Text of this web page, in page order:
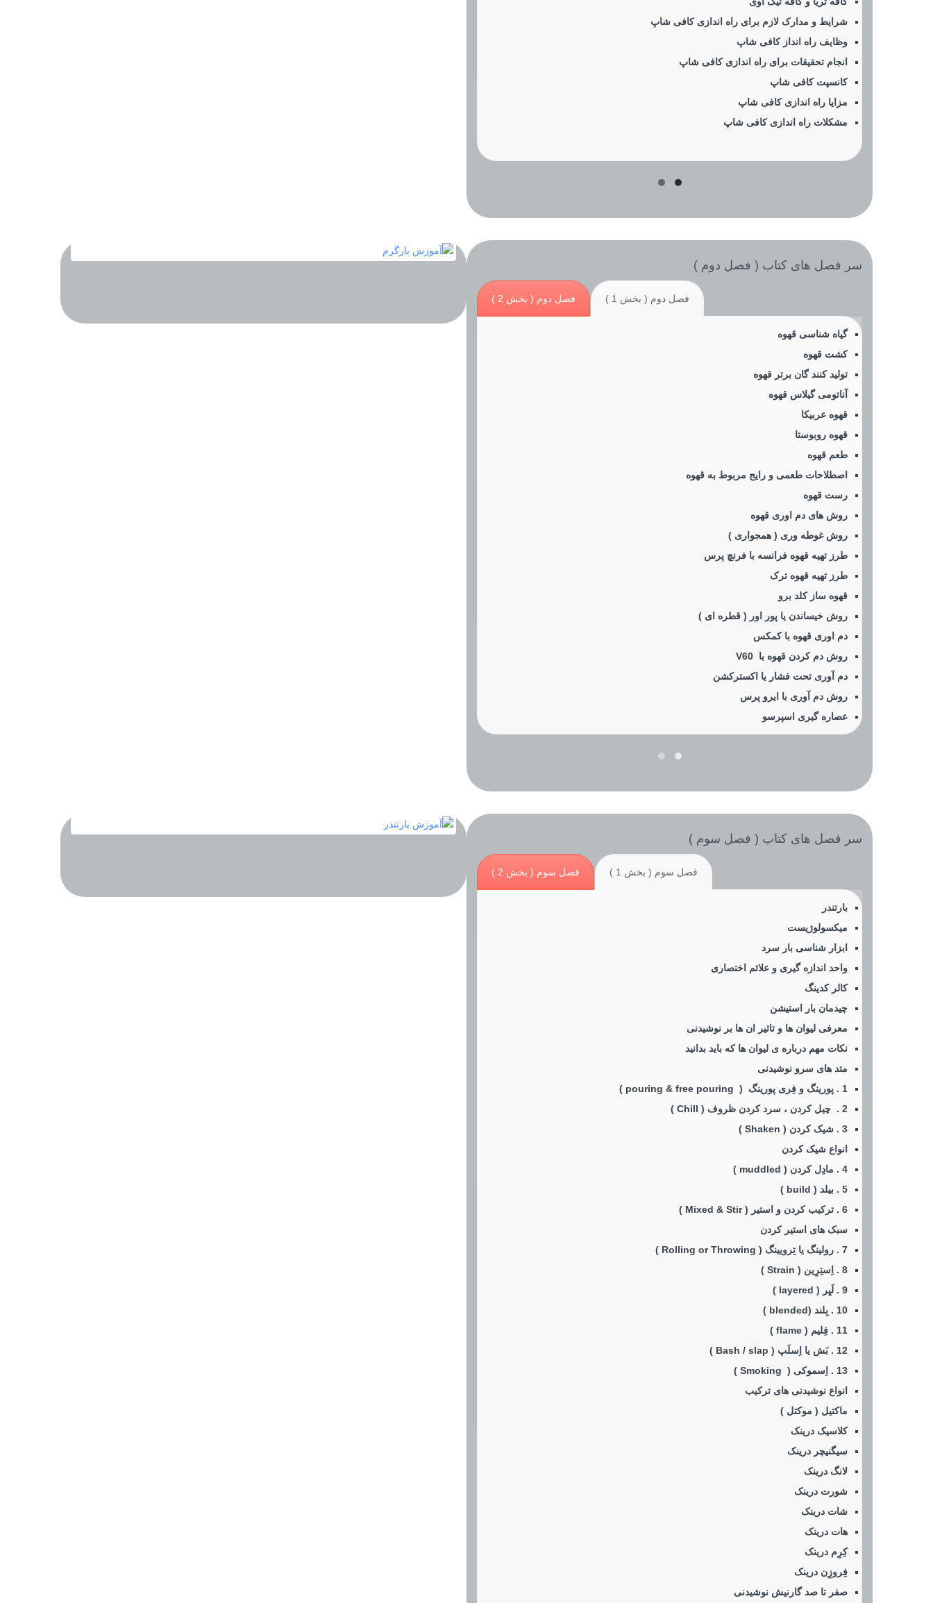
شرایط و مدارک لازم برای راه اندازی کافی شاپ
وظایف راه انداز کافی شاپ
انجام تحقیقات برای راه اندازی کافی شاپ
کانسپت کافی شاپ
مزایا راه اندازی کافی شاپ
مشکلات راه اندازی کافی شاپ
سر فصل های کتاب ( فصل دوم )
فصل دوم ( بخش 1 ) فصل دوم ( بخش 2 )
گیاه شناسی قهوه
کشت قهوه
تولید کنند گان برتر قهوه
آناتومی گیلاس قهوه
قهوه عربیکا
قهوه روبوستا
طعم قهوه
اصطلاحات طعمی و رایج مربوط به قهوه
رست قهوه
روش های دم اوری قهوه
روش غوطه وری ( همجواری )
طرز تهیه قهوه فرانسه با فرنچ پرس
طرز تهیه قهوه ترک
قهوه ساز کلد برو
روش خیساندن یا پور اور ( قطره ای )
دم اوری قهوه با کمکس
روش دم کردن قهوه با V60
دم آوری تحت فشار یا اکسترکشن
روش دم آوری با ایرو پرس
عصاره گیری اسپرسو
سر فصل های کتاب ( فصل سوم )
فصل سوم ( بخش 1 ) فصل سوم ( بخش 2 )
بارتندر
میکسولوژیست
ابزار شناسی بار سرد
واحد اندازه گیری و علائم اختصاری
کالر کدینگ
چیدمان بار استیشن
معرفی لیوان ها و تاثیر ان ها بر نوشیدنی
نکات مهم درباره ی لیوان ها که باید بدانید
متد های سرو نوشیدنی
1 . پورینگ و فِری پورینگ ( pouring & free pouring )
2 . چیل کردن ، سرد کردن ظروف ( Chill )
3 . شیک کردن ( Shaken )
انواع شیک کردن
4 . مادِل کردن ( muddled )
5 . بیلد ( build )
6 . ترکیب کردن و استیر ( Mixed & Stir )
سبک های استیر کردن
7 . رولینگ یا تِرویینگ ( Rolling or Throwing )
8 . اِستِرِین ( Strain )
9 . لَیِر ( layered )
10 . بِلند (blended )
11 . فِلیم ( flame )
12 . بَش یا اِسلَپ ( Bash / slap )
13 . اِسموکی ( Smoking )
انواع نوشیدنی های ترکیب
ماکتیل ( موکتل )
کلاسیک درینک
سیگنیچر درینک
لانگ درینک
شورت درینک
شات درینک
هات درینک
کِرِم درینک
فِروزِن درینک
صفر تا صد گارنیش نوشیدنی